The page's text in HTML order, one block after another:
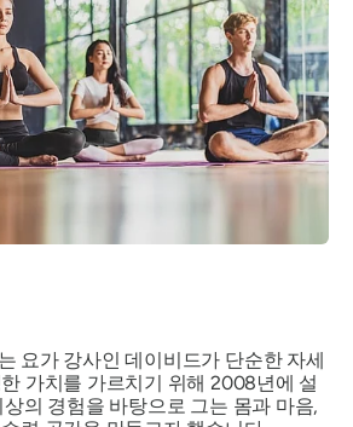
요가 강사인 데이비드가 단순한 자세
가치를 가르치기 위해 2008년에 설
의 경험을 바탕으로 그는 몸과 마음,